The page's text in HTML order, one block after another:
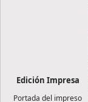
Edición Impresa
Portada del impreso